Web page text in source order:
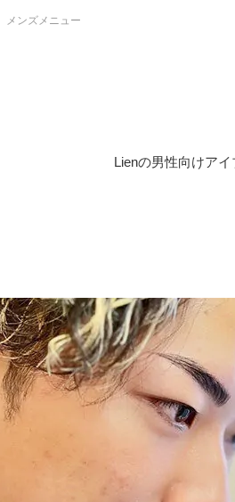
メンズメニュー
Lienの男性向けア